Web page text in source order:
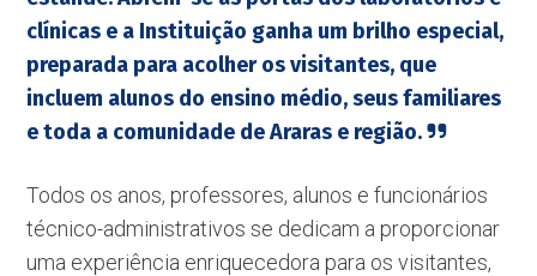
clínicas e a Instituição ganha um brilho especial,
preparada para acolher os visitantes, que
incluem alunos do ensino médio, seus familiares
e toda a comunidade de Araras e região.
Todos os anos, professores, alunos e funcionários
técnico-administrativos se dedicam a proporcionar
uma experiência enriquecedora para os visitantes,